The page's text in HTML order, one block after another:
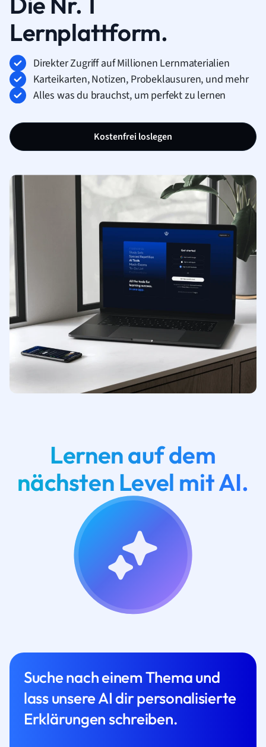
Lernplattform.
Direkter Zugriff auf Millionen Lernmaterialien
Karteikarten, Notizen, Probeklausuren, und mehr
Alles was du brauchst, um perfekt zu lernen
Kostenfrei loslegen
Lernen auf dem
nächsten Level mit AI.
Suche nach einem Thema und
lass unsere AI dir personalisierte
Erklärungen schreiben.